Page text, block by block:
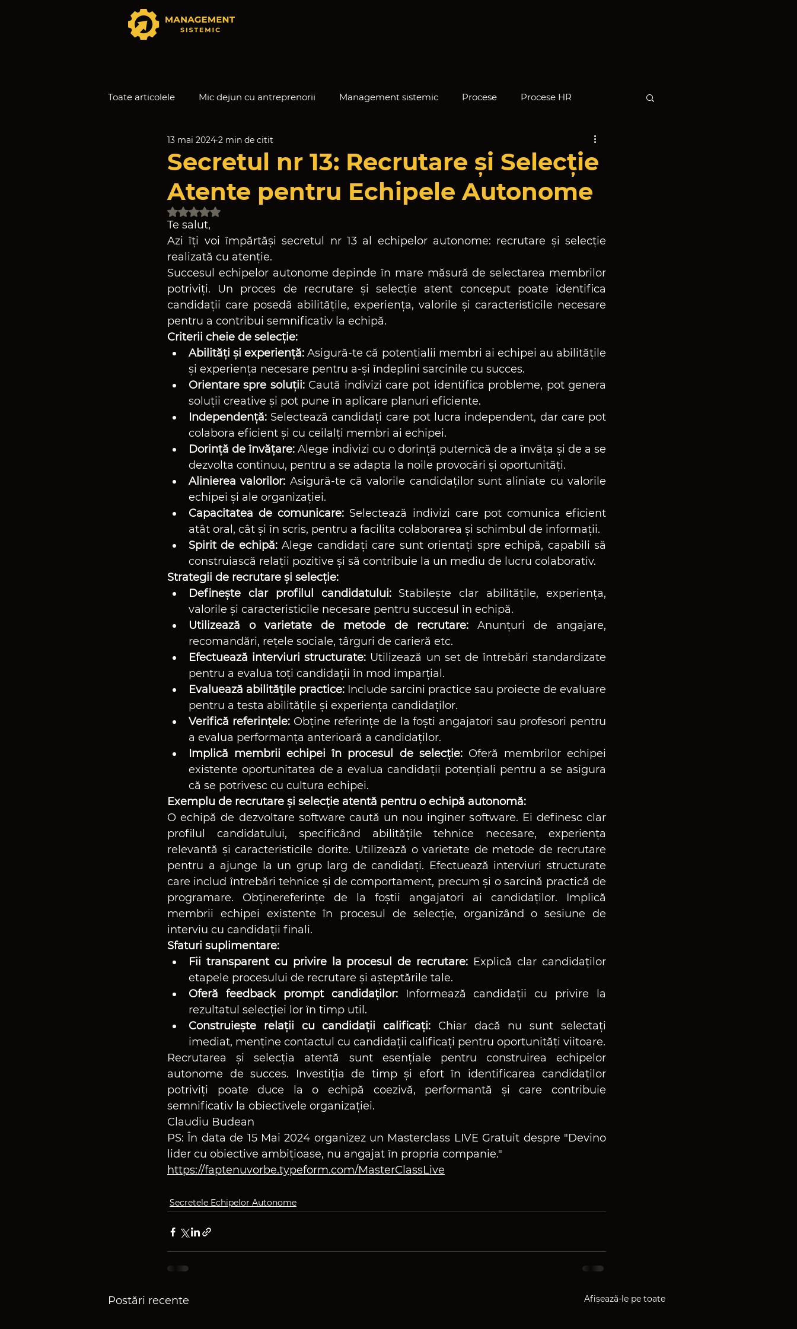
Toate articolele Mic dejun cu antreprenorii Management sistemic Procese Procese HR
Secretele Echipelor Autonome
Secretul nr 13: Recrutare și Selecție
Atente pentru Echipele Autonome
13 mai 2024 2 min de citit
Evaluat(ă) cu NaN din 5 stele.
Te salut,
Azi îți voi împărtăși secretul nr 13 al echipelor autonome: recrutare și selecție
realizată cu atenție.
Succesul echipelor autonome depinde în mare măsură de selectarea membrilor
potriviți. Un proces de recrutare și selecție atent conceput poate identifica
candidații care posedă abilitățile, experiența, valorile și caracteristicile necesare
pentru a contribui semnificativ la echipă.
Criterii cheie de selecție:
Abilități și experiență: Asigură-te că potențialii membri ai echipei au abilitățile
și experiența necesare pentru a-și îndeplini sarcinile cu succes.
Orientare spre soluții: Caută indivizi care pot identifica probleme, pot genera
soluții creative și pot pune în aplicare planuri eficiente.
Independență: Selectează candidați care pot lucra independent, dar care pot
colabora eficient și cu ceilalți membri ai echipei.
Dorință de învățare: Alege indivizi cu o dorință puternică de a învăța și de a se
dezvolta continuu, pentru a se adapta la noile provocări și oportunități.
Alinierea valorilor: Asigură-te că valorile candidaților sunt aliniate cu valorile
echipei și ale organizației.
Capacitatea de comunicare: Selectează indivizi care pot comunica eficient
atât oral, cât și în scris, pentru a facilita colaborarea și schimbul de informații.
Spirit de echipă: Alege candidați care sunt orientați spre echipă, capabili să
construiască relații pozitive și să contribuie la un mediu de lucru colaborativ.
Strategii de recrutare și selecție:
Definește clar profilul candidatului: Stabilește clar abilitățile, experiența,
valorile și caracteristicile necesare pentru succesul în echipă.
Utilizează o varietate de metode de recrutare: Anunțuri de angajare,
recomandări, rețele sociale, târguri de carieră etc.
Efectuează interviuri structurate: Utilizează un set de întrebări standardizate
pentru a evalua toți candidații în mod imparțial.
Evaluează abilitățile practice: Include sarcini practice sau proiecte de evaluare
pentru a testa abilitățile și experiența candidaților.
Verifică referințele: Obține referințe de la foști angajatori sau profesori pentru
a evalua performanța anterioară a candidaților.
Implică membrii echipei în procesul de selecție: Oferă membrilor echipei
existente oportunitatea de a evalua candidații potențiali pentru a se asigura
că se potrivesc cu cultura echipei.
Exemplu de recrutare și selecție atentă pentru o echipă autonomă:
O echipă de dezvoltare software caută un nou inginer software. Ei definesc clar
profilul candidatului, specificând abilitățile tehnice necesare, experiența
relevantă și caracteristicile dorite. Utilizează o varietate de metode de recrutare
pentru a ajunge la un grup larg de candidați. Efectuează interviuri structurate
care includ întrebări tehnice și de comportament, precum și o sarcină practică de
programare. Obținereferințe de la foștii angajatori ai candidaților. Implică
membrii echipei existente în procesul de selecție, organizând o sesiune de
interviu cu candidații finali.
Sfaturi suplimentare:
Fii transparent cu privire la procesul de recrutare: Explică clar candidaților
etapele procesului de recrutare și așteptările tale.
Oferă feedback prompt candidaților: Informează candidații cu privire la
rezultatul selecției lor în timp util.
Construiește relații cu candidații calificați: Chiar dacă nu sunt selectați
imediat, menține contactul cu candidații calificați pentru oportunități viitoare.
Recrutarea și selecția atentă sunt esențiale pentru construirea echipelor
autonome de succes. Investiția de timp și efort în identificarea candidaților
potriviți poate duce la o echipă coezivă, performantă și care contribuie
semnificativ la obiectivele organizației.
Claudiu Budean
PS: În data de 15 Mai 2024 organizez un Masterclass LIVE Gratuit despre "Devino
lider cu obiective ambițioase, nu angajat în propria companie."
https://faptenuvorbe.typeform.com/MasterClassLive
Secretele Echipelor Autonome
Postări recente Afișează-le pe toate